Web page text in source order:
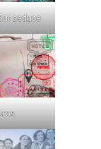
seduce